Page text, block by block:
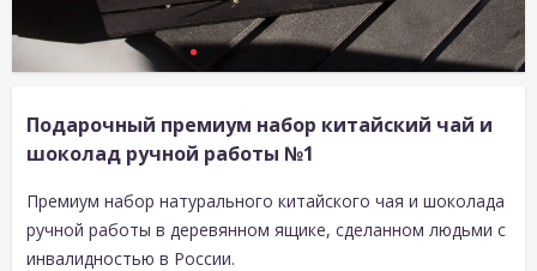
Подарочный премиум набор китайский чай и
шоколад ручной работы №1
Премиум набор натурального китайского чая и шоколада
ручной работы в деревянном ящике, сделанном людьми с
инвалидностью в России.